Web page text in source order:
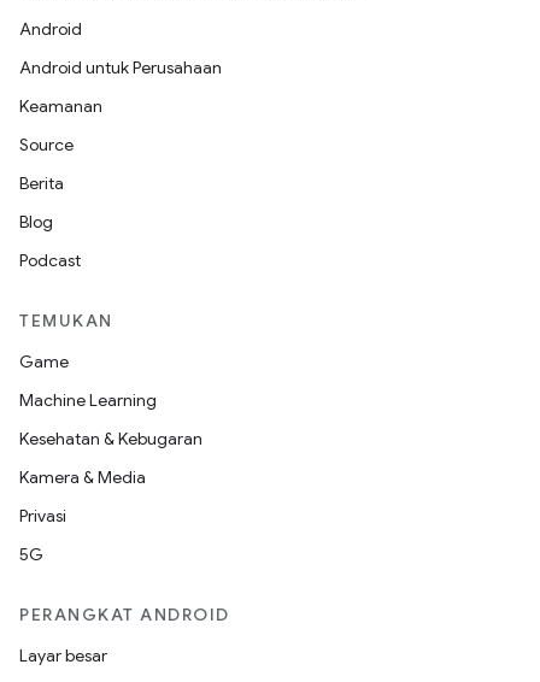
Android
Android untuk Perusahaan
Keamanan
Source
Berita
Blog
Podcast
TEMUKAN
Game
Machine Learning
Kesehatan & Kebugaran
Kamera & Media
Privasi
5G
PERANGKAT ANDROID
Layar besar